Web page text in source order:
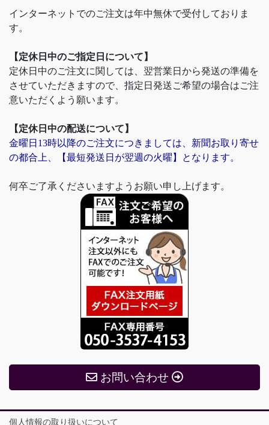
インターネットでのご注文は年中無休で受付しておりま
す。
【定休日中のご指定日について】
定休日中のご注文に関しては、翌営業日から発送の準備を
させていただきますので、指定日発送ご希望の場合はご注
意いただくよう願います。
【定休日中の配送について】
金曜日13時以降のご注文につきましては、新聞お取り寄せ
の都合上、【最短発送日が翌週の火曜】となります。
何卒ご了承くださいますようお願い申し上げます。
お問い合わせ
個人情報の取り扱いについて